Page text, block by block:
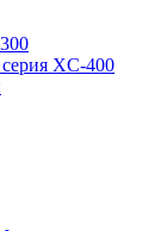
XC-400